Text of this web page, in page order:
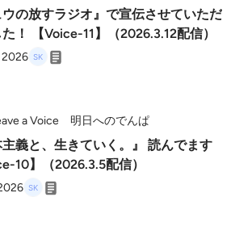
music.amazon.co.jp/podcasts/93e84b17-
4e71-b05c-f384d1456128/leave-a-voi
り(Yuli A
Craft)
の放すラジオ』で宣伝させていただ
！ 【Voice-11】（2026.3.12配信）
2026
a Voice 明日へのでんぱ
義と、生きていく。』 読んでます
10】（2026.3.5配信）